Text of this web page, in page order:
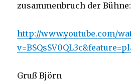
zusammenbruch der Bühne:
http://www.youtube.com/
Gruß Björn